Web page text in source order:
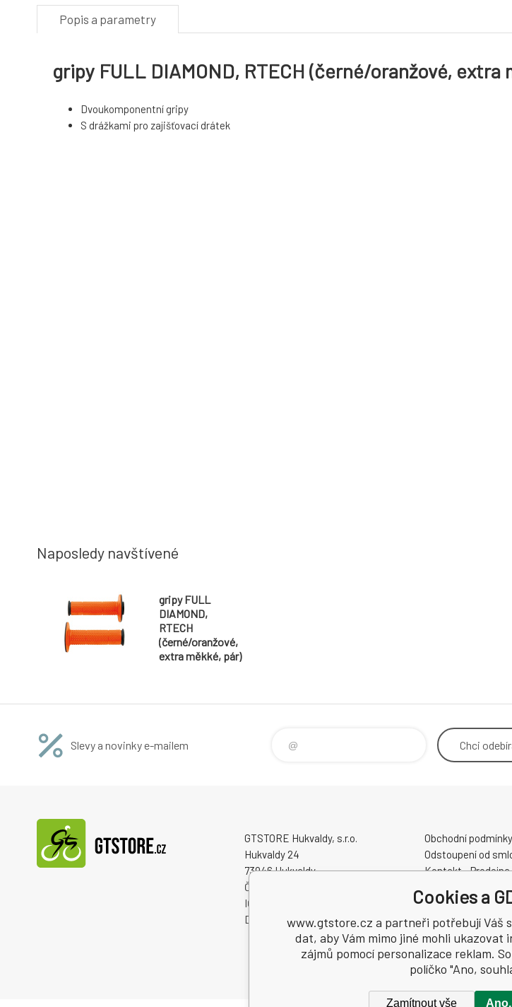
Popis a parametry
gripy FULL DIAMOND, RTECH (černé/oranžové, extra
Dvoukomponentní gripy
S drážkami pro zajišťovací drátek
Naposledy navštívené
gripy FULL
DIAMOND,
RTECH
(černé/oranžové,
extra měkké, pár)
Slevy a novinky e-mailem Chci
GTSTORE Hukvaldy, s.r.o.
Hukvaldy 24
73946 Hukvaldy
Česká republika
IČO: 22259848
DIČ: CZ22259848
Obchodní podmínky
Odstoupení od
Kontakt -
Slevové a dárkové
Elektrokola
Cookies a
www.gtstore.cz a partneři potřebují Váš
dat, aby Vám mimo jiné mohli ukazovat
zájmů pomocí personalizace reklam.
políčko "Ano,
Zamítnout vše